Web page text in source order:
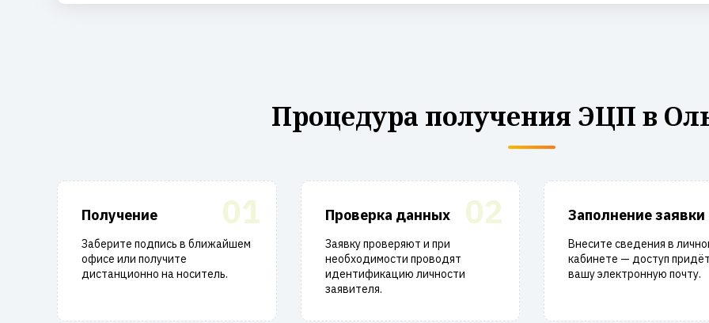
Процедура получения ЭЦП в
01
Получение
Заберите подпись в ближайшем
офисе или получите
дистанционно на носитель.
02
Проверка данных
Заявку проверяют и при
необходимости проводят
идентификацию личности
заявителя.
Заполнение заявки
Внесите сведения в
кабинете — доступ
вашу электронную почту.